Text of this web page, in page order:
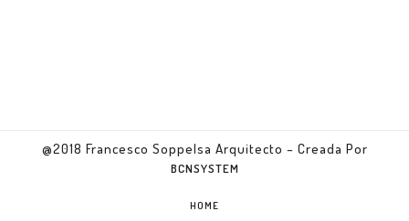
@2018 Francesco Soppelsa Arquitecto – Creada Por
BCNSYSTEM
HOME